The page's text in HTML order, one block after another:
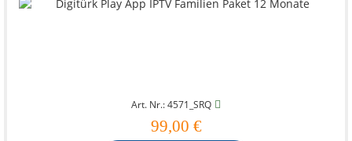
Art. Nr.: 4571_SRQ
99,00 €